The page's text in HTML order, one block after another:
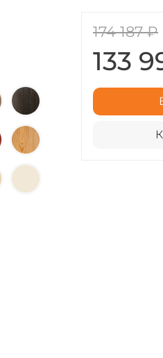
174 187 ₽
133